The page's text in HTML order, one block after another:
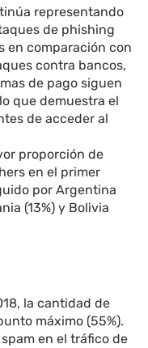
representando
de phishing
en comparación con
contra bancos,
de pago siguen
que demuestra el
de acceder al
proporción de
en el primer
por Argentina
(13%) y Bolivia
la cantidad de
máximo (55%).
en el tráfico de